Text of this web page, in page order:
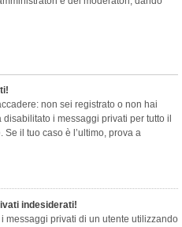
non sei registrato o non hai
disabilitato i messaggi privati per tutto il
il tuo caso è l’ultimo, prova a
indesiderati!
messaggi privati ​​di un utente utilizzando